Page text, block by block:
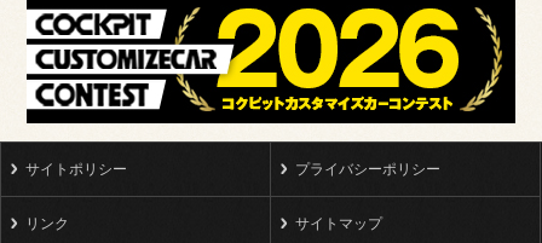
サイトポリシー プライバシーポリシー
リンク サイトマップ